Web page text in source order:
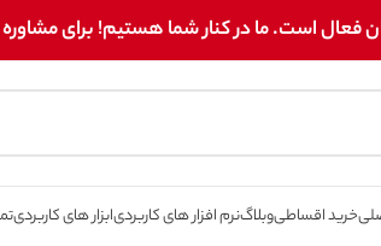
است. ما در کنار شما هستیم! برای مشاوره
خرید اقساطیوبلاگنرم افزار های کاربردیابزار های کاربردی